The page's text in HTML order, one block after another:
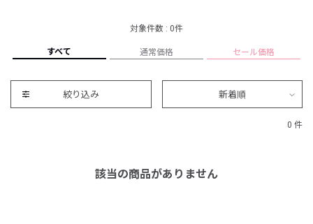
対象件数 : 0件
すべて 通常価格 セール価格
絞り込み 新着順
0 件
該当の商品がありません